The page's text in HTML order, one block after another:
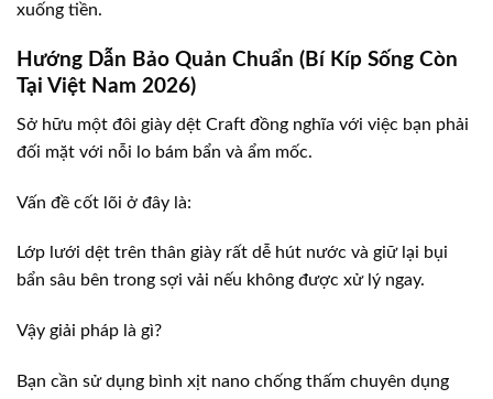
xuống tiền.
Hướng Dẫn Bảo Quản Chuẩn (Bí Kíp Sống Còn
Tại Việt Nam 2026)
Sở hữu một đôi giày dệt Craft đồng nghĩa với việc bạn phải
đối mặt với nỗi lo bám bẩn và ẩm mốc.
Vấn đề cốt lõi ở đây là:
Lớp lưới dệt trên thân giày rất dễ hút nước và giữ lại bụi
bẩn sâu bên trong sợi vải nếu không được xử lý ngay.
Vậy giải pháp là gì?
Bạn cần sử dụng bình xịt nano chống thấm chuyên dụng